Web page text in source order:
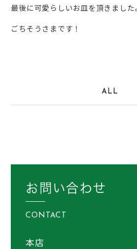
最後に可愛らしいお皿を頂きました。
ごちそうさまです！
ALL
お問い合わせ
CONTACT
本店